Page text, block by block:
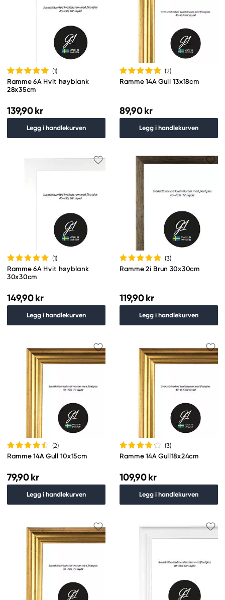
(1)
Ramme 6A Hvit høyblank
28x35cm
139,90 kr
Legg i handlekurven
(2)
Ramme 14A Gull 13x18cm
89,90 kr
Legg i handlekurven
(1)
Ramme 6A Hvit høyblank
30x30cm
149,90 kr
Legg i handlekurven
(3)
Ramme 2i Brun 30x30cm
119,90 kr
Legg i handlekurven
(2)
Ramme 14A Gull 10x15cm
79,90 kr
Legg i handlekurven
(3)
Ramme 14A Gull18x24cm
109,90 kr
Legg i handlekurven